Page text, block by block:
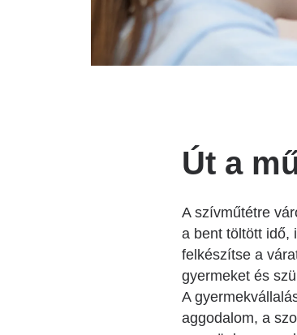
child)
Út a
A szívműtétre
a bent töltött idő,
felkészítse a
gyermeket és
A
aggodalom, a